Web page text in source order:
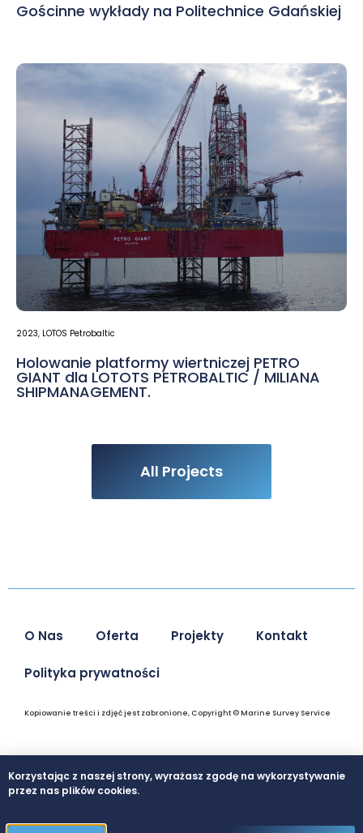
Gościnne wykłady na Politechnice Gdańskiej
2023, LOTOS Petrobaltic
Holowanie platformy wiertniczej PETRO
GIANT dla LOTOTS PETROBALTIC / MILIANA
SHIPMANAGEMENT.
All Projects
O Nas Oferta Projekty Kontakt
Polityka prywatności
Kopiowanie treści i zdjęć jest zabronione, Copyright © Marine Survey Service
Korzystając z naszej strony, wyrażasz zgodę na wykorzystywanie
przez nas plików cookies.